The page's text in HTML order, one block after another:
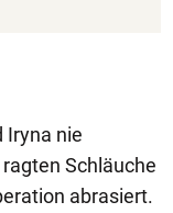
Iryna nie
Schläuche
abrasiert.